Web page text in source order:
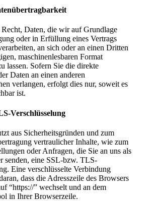
Recht, Daten, die wir auf Grundlage
oder in Erfüllung eines Vertrags
an sich oder an einen Dritten
maschinenlesbaren Format
lassen. Sofern Sie die direkte
Daten an einen anderen
verlangen, erfolgt dies nur, soweit es
ist.
Verschlüsselung
aus Sicherheitsgründen und zum
vertraulicher Inhalte, wie zum
oder Anfragen, die Sie an uns als
senden, eine SSL-bzw. TLS-
Eine verschlüsselte Verbindung
dass die Adresszeile des Browsers
“https://” wechselt und an dem
in Ihrer Browserzeile.